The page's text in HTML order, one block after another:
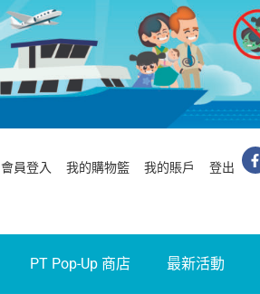
會員登入 我的購物籃 我的賬戶 登出
PT Pop-Up 商店 最新活動